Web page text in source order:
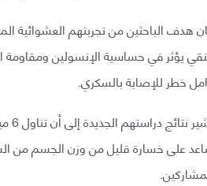
يؤثر في حساسية الإنسولين
خطر للإصابة بالسكري.
على خسارة قليل من وزن الجسم من